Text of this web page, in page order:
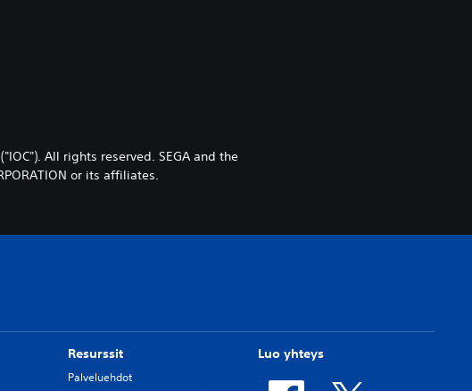
All rights reserved. SEGA and the
or its affiliates.
Resurssit
Palveluehdot
Luo yhteys